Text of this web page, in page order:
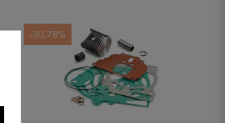
-30,78%